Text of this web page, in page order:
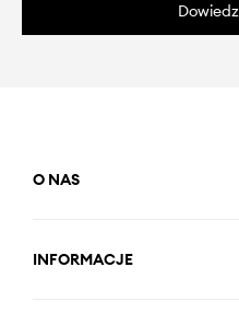
O NAS
INFORMACJE